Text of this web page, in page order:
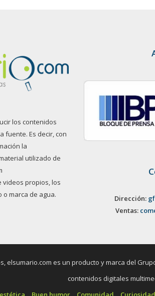
los contenidos
fuente. Es decir, con
la
utilizado de
videos propios, los
o marca de agua.
Dirección:
Ventas:
es un producto y marca del Grupo
contenidos digitales